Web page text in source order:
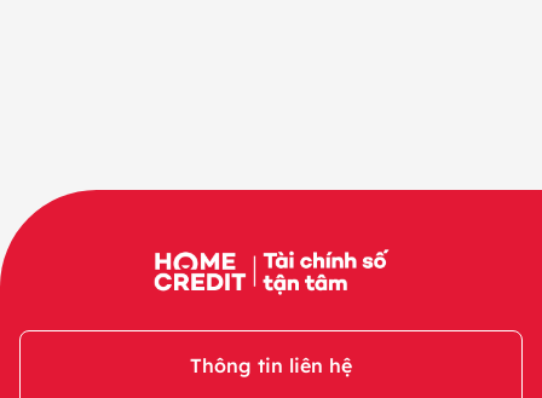
Thông tin liên hệ